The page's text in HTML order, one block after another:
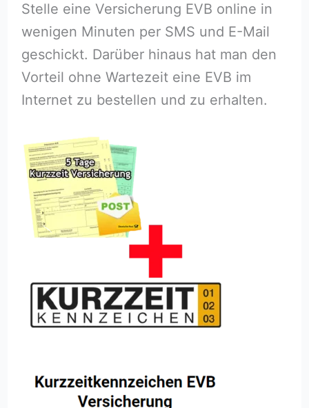
Stelle eine Versicherung EVB online in
wenigen Minuten per SMS und E-Mail
geschickt. Darüber hinaus hat man den
Vorteil ohne Wartezeit eine EVB im
Internet zu bestellen und zu erhalten.